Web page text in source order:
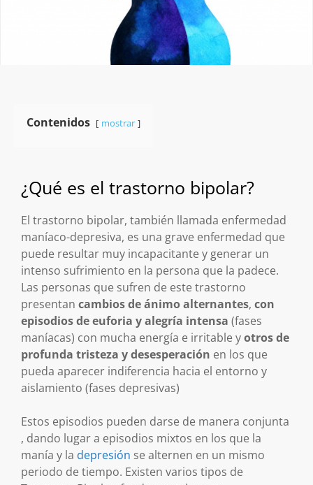
Contenidos mostrar
¿Qué es el trastorno bipolar?
El trastorno bipolar, también llamada enfermedad
maníaco-depresiva, es una grave enfermedad que
puede resultar muy incapacitante y generar un
intenso sufrimiento en la persona que la padece.
Las personas que sufren de este trastorno
presentan cambios de ánimo alternantes, con
episodios de euforia y alegría intensa (fases
maníacas) con mucha energía e irritable yotros de
profunda tristeza y desesperación en los que
pueda aparecer indiferencia hacia el entorno y
aislamiento (fases depresivas)
Estos episodios pueden darse de manera conjunta
, dando lugar a episodios mixtos en los que la
manía y la depresión se alternen en un mismo
periodo de tiempo. Existen varios tipos de